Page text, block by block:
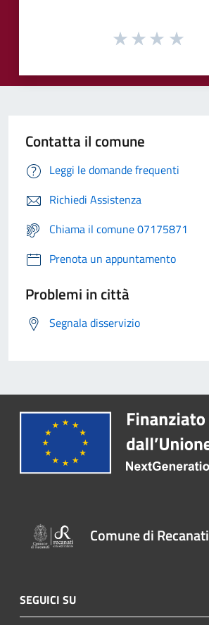
Contatta il comune
Leggi le domande frequenti
Richiedi Assistenza
Chiama il comune 07175871
Prenota un appuntamento
Problemi in città
Segnala disservizio
Comune di Recanati
SEGUICI SU